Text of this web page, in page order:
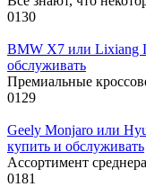
0130
BMW X7 или Lixiang
обслуживать
Премиальные
0129
Geely Monjaro или
купить и обслуживать
Ассортимент
0181